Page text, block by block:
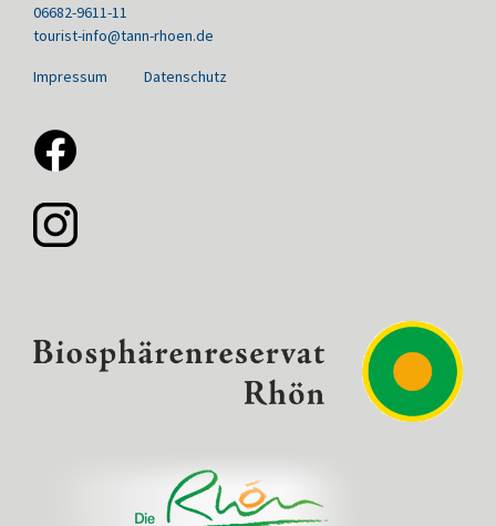
06682-9611-11
tourist-info@tann-rhoen.de
Impressum Datenschutz